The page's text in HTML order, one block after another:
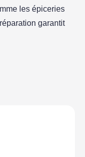
les épiceries
garantit